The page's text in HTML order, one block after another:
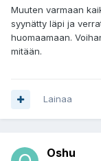
Muuten varmaan
syynätty läpi ja
huomaamaan.
mitään.
Lainaa
Oshu